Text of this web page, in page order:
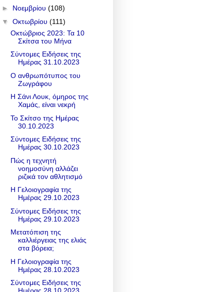
► Νοεμβρίου (108)
▼ Οκτωβρίου (111)
Οκτώβριος 2023: Τα 10
Σκίτσα του Μήνα
Σύντομες Ειδήσεις της
Ημέρας 31.10.2023
Ο ανθρωπότυπος του
Ζωγράφου
Η Σάνι Λουκ, όμηρος της
Χαμάς, είναι νεκρή
Το Σκίτσο της Ημέρας
30.10.2023
Σύντομες Ειδήσεις της
Ημέρας 30.10.2023
Πώς η τεχνητή
νοημοσύνη αλλάζει
ριζικά τον αθλητισμό
Η Γελοιογραφία της
Ημέρας 29.10.2023
Σύντομες Ειδήσεις της
Ημέρας 29.10.2023
Μετατόπιση της
καλλιέργειας της ελιάς
στα βόρεια;
Η Γελοιογραφία της
Ημέρας 28.10.2023
Σύντομες Ειδήσεις της